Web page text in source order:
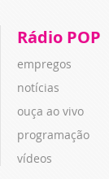
Rádio POP
empregos
notícias
ouça ao vivo
programação
vídeos